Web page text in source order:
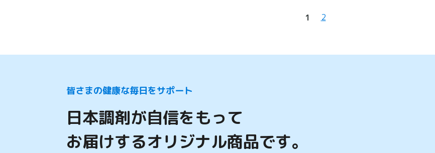
1 2
皆さまの健康な毎日をサポート
日本調剤が自信をもって
お届けするオリジナル商品です。